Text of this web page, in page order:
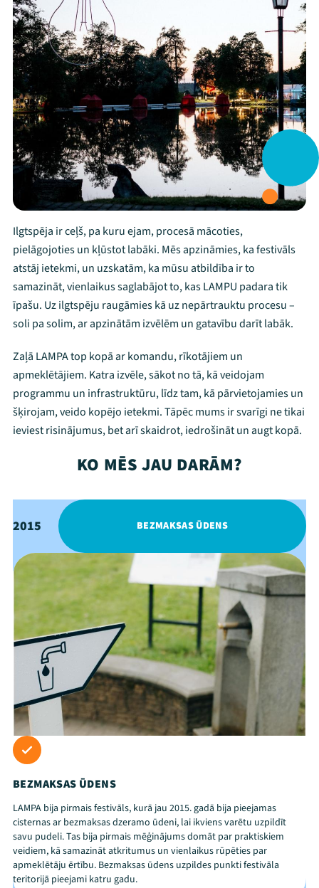
Ilgtspēja ir ceļš, pa kuru ejam, procesā mācoties,
pielāgojoties un kļūstot labāki. Mēs apzināmies, ka festivāls
atstāj ietekmi, un uzskatām, ka mūsu atbildība ir to
samazināt, vienlaikus saglabājot to, kas LAMPU padara tik
īpašu. Uz ilgtspēju raugāmies kā uz nepārtrauktu procesu –
soli pa solim, ar apzinātām izvēlēm un gatavību darīt labāk.
Zaļā LAMPA top kopā ar komandu, rīkotājiem un
apmeklētājiem. Katra izvēle, sākot no tā, kā veidojam
programmu un infrastruktūru, līdz tam, kā pārvietojamies un
šķirojam, veido kopējo ietekmi. Tāpēc mums ir svarīgi ne tikai
ieviest risinājumus, bet arī skaidrot, iedrošināt un augt kopā.
KO MĒS JAU DARĀM?
2015 BEZMAKSAS ŪDENS
BEZMAKSAS ŪDENS
LAMPA bija pirmais festivāls, kurā jau 2015. gadā bija pieejamas
cisternas ar bezmaksas dzeramo ūdeni, lai ikviens varētu uzpildīt
savu pudeli. Tas bija pirmais mēģinājums domāt par praktiskiem
veidiem, kā samazināt atkritumus un vienlaikus rūpēties par
apmeklētāju ērtību. Bezmaksas ūdens uzpildes punkti festivāla
teritorijā pieejami katru gadu.